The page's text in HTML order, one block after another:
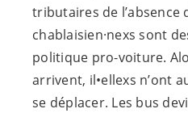
tributaires de l’absence
chablaisien·nexs sont
politique pro-voiture.
arrivent, il•ellexs n’ont
se déplacer. Les bus